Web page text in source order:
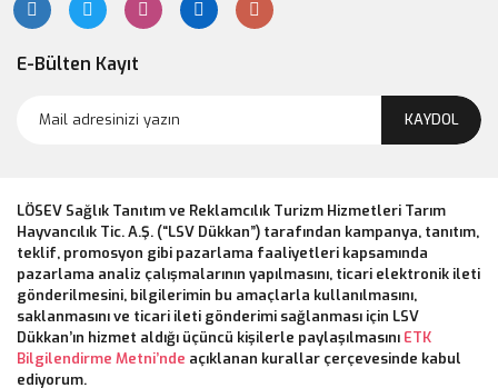
E-Bülten Kayıt
KAYDOL
LÖSEV Sağlık Tanıtım ve Reklamcılık Turizm Hizmetleri Tarım
Hayvancılık Tic. A.Ş. (“LSV Dükkan”) tarafından kampanya, tanıtım,
teklif, promosyon gibi pazarlama faaliyetleri kapsamında
pazarlama analiz çalışmalarının yapılmasını, ticari elektronik ileti
gönderilmesini, bilgilerimin bu amaçlarla kullanılmasını,
saklanmasını ve ticari ileti gönderimi sağlanması için LSV
Dükkan’ın hizmet aldığı üçüncü kişilerle paylaşılmasını ETK
Bilgilendirme Metni’nde açıklanan kurallar çerçevesinde kabul
ediyorum.